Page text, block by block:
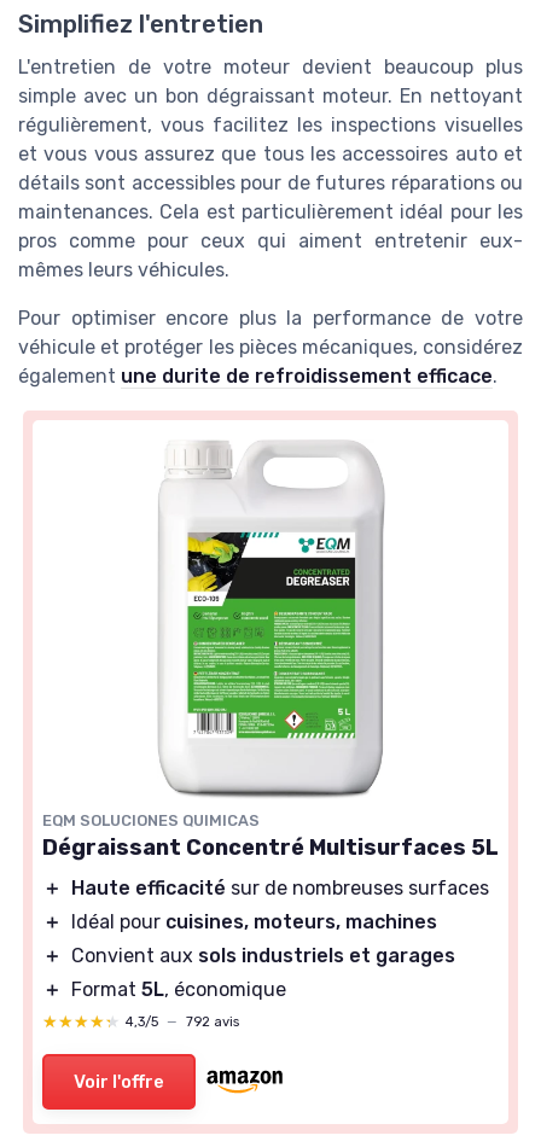
Simplifiez l'entretien
L'entretien de votre moteur devient beaucoup plus
simple avec un bon dégraissant moteur. En nettoyant
régulièrement, vous facilitez les inspections visuelles
et vous vous assurez que tous les accessoires auto et
détails sont accessibles pour de futures réparations ou
maintenances. Cela est particulièrement idéal pour les
pros comme pour ceux qui aiment entretenir eux-
mêmes leurs véhicules.
Pour optimiser encore plus la performance de votre
véhicule et protéger les pièces mécaniques, considérez
également une durite de refroidissement efficace.
EQM SOLUCIONES QUIMICAS
Dégraissant Concentré Multisurfaces 5L
＋ Haute efficacité sur de nombreuses surfaces
＋
Idéal pour cuisines, moteurs, machines
＋
Convient aux sols industriels et garages
＋
Format 5L, économique
★★★★★
★★★★★ 4,3/5 — 792 avis
Voir l'offre